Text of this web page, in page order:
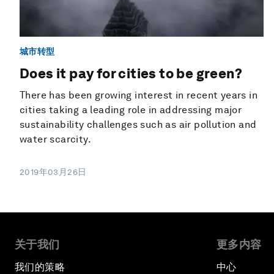
城市转型
Does it pay for cities to be green?
There has been growing interest in recent years in
cities taking a leading role in addressing major
sustainability challenges such as air pollution and
water scarcity.
2019年03月26日
关于我们
我们的策略
更多内容
中心